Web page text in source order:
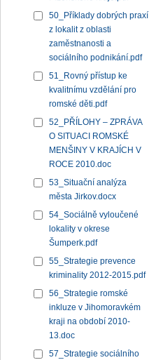
50_Příklady dobrých praxí
z lokalit z oblasti
zaměstnanosti a
sociálního podnikání.pdf
51_Rovný přístup ke
kvalitnímu vzdělání pro
romské děti.pdf
52_PŘÍLOHY – ZPRÁVA
O SITUACI ROMSKÉ
MENŠINY V KRAJÍCH V
ROCE 2010.doc
53_Situační analýza
města Jirkov.docx
54_Sociálně vyloučené
lokality v okrese
Šumperk.pdf
55_Strategie prevence
kriminality 2012-2015.pdf
56_Strategie romské
inkluze v Jihomoravkém
kraji na období 2010-
13.doc
57_Strategie sociálního